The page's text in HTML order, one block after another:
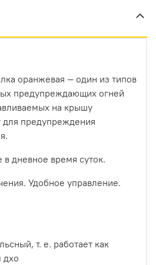
оранжевая — один из типов
предупреждающих огней
на крышу
предупреждения
в дневное время суток.
Удобное управление.
т. е. работает как
дхо